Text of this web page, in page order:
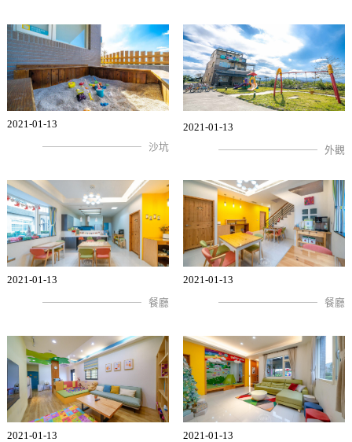
2021-01-13
沙坑
2021-01-13
外觀
2021-01-13
餐廳
2021-01-13
餐廳
2021-01-13 2021-01-13